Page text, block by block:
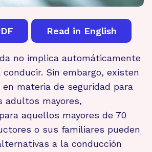
Read in English
no implica automáticamente
Sin embargo, existen
en materia de seguridad para
adultos mayores,
aquellos mayores de 70
o sus familiares pueden
a la conducción